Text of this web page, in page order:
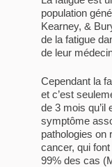
population
Kearney, &
de la fatigue
de leur
Cependant la
et c’est
de 3 mois
symptôme
pathologies on
cancer, qui
99% des cas